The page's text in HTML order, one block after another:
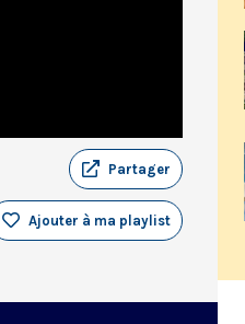
Partager
Ajouter à ma playlist